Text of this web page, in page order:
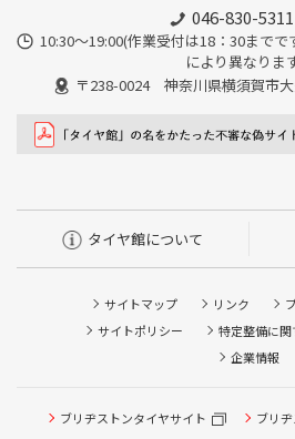
046-830-5311
10:30～19:00(作業受付は18：30まで
により異なりま
〒238-0024 神奈川県横須賀市
タイヤ館について
サイトマップ リンク
サイトポリシー
特定整備に
企業情報
ブリヂストンタイヤサイト
ブリ
タイヤ点検・安全点検/タイヤ履き